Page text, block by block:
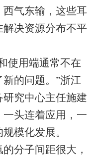
气东输，这些耳
决资源分布不平
用端通常不在
的问题。”浙江
究中心主任施建
头连着应用，一
模化发展。
分子间距很大，